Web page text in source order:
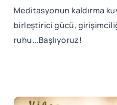
Meditasyonun kaldırma
birleştirici gücü,
ruhu...Başlıyoruz!